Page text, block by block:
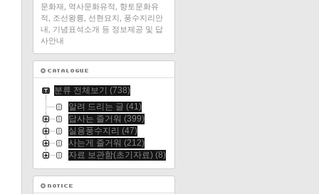
문화재, 역사문화유적, 향토문화유
적, 조선왕릉, 선현묘지, 풍수지리안
내, 기념표석소개 등 정보제공 및 답
사안내
분류 전체보기 (738)
알려 드리는 글 (41)
답사는 즐거워 (399)
실용풍수지리 (47)
사는게 즐거워 (212)
자료 보관함(초기자료) (8)